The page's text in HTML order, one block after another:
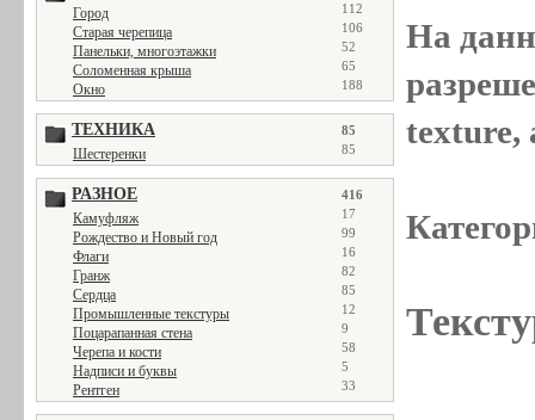
Город 112
Старая черепица 106
Панельки, многоэтажки 52
Соломенная крыша 65
Окно 188
ТЕХНИКА 85
Шестеренки 85
РАЗНОЕ 416
Камуфляж 17
Рождество и Новый год 99
Флаги 16
Гранж 82
Сердца 85
Промышленные текстуры 12
Поцарапанная стена 9
Черепа и кости 58
Надписи и буквы 5
Рентген 33
На
texture,